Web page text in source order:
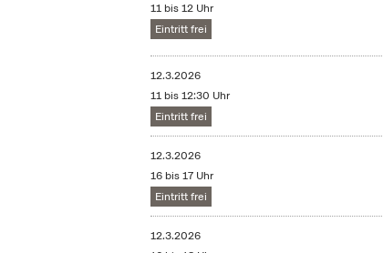
11 bis 12 Uhr
Eintritt frei
12.3.2026
11 bis 12:30 Uhr
Eintritt frei
12.3.2026
16 bis 17 Uhr
Eintritt frei
12.3.2026